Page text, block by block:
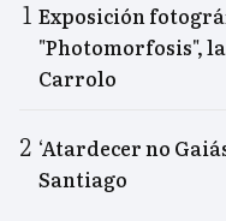
Exposición
"Photomorfosis",
Carrolo
‘Atardecer no
Santiago